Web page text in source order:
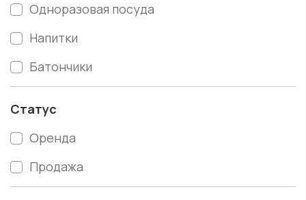
Одноразовая посуда
Напитки
Батончики
Статус
Оренда
Продажа